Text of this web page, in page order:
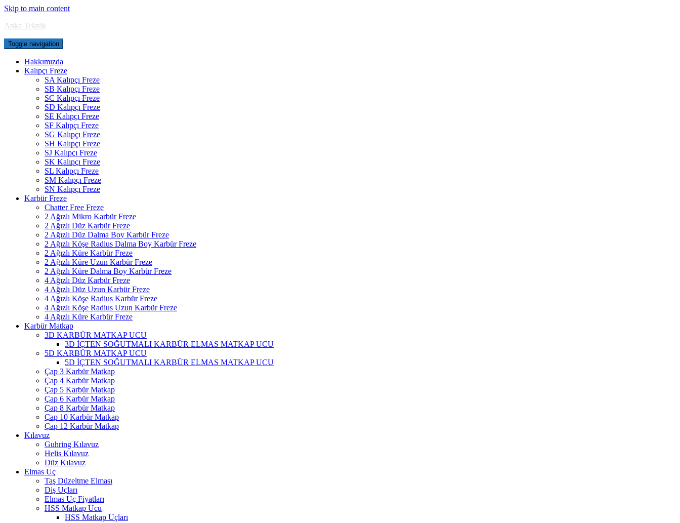
Skip to main content
Anka Teknik
Toggle navigation
Hakkımızda
Kalıpçı Freze
SA Kalıpçı Freze
SB Kalıpçı Freze
SC Kalıpçı Freze
SD Kalıpçı Freze
SE Kalıpçı Freze
SF Kalıpçı Freze
SG Kalıpçı Freze
SH Kalıpçı Freze
SJ Kalıpçı Freze
SK Kalıpçı Freze
SL Kalıpçı Freze
SM Kalıpçı Freze
SN Kalıpçı Freze
Karbür Freze
Chatter Free Freze
2 Ağızlı Mikro Karbür Freze
2 Ağızlı Düz Karbür Freze
2 Ağızlı Düz Dalma Boy Karbür Freze
2 Ağızlı Köşe Radius Dalma Boy Karbür Freze
2 Ağızlı Küre Karbür Freze
2 Ağızlı Küre Uzun Karbür Freze
2 Ağızlı Küre Dalma Boy Karbür Freze
4 Ağızlı Düz Karbür Freze
4 Ağızlı Düz Uzun Karbür Freze
4 Ağızlı Köşe Radius Karbür Freze
4 Ağızlı Köşe Radius Uzun Karbür Freze
4 Ağızlı Küre Karbür Freze
Karbür Matkap
3D KARBÜR MATKAP UCU
3D İÇTEN SOĞUTMALI KARBÜR ELMAS MATKAP UCU
5D KARBÜR MATKAP UCU
5D İÇTEN SOĞUTMALI KARBÜR ELMAS MATKAP UCU
Çap 3 Karbür Matkap
Çap 4 Karbür Matkap
Çap 5 Karbür Matkap
Çap 6 Karbür Matkap
Çap 8 Karbür Matkap
Çap 10 Karbür Matkap
Çap 12 Karbür Matkap
Kılavuz
Guhring Kılavuz
Helis Kılavuz
Düz Kılavuz
Elmas Uç
Taş Düzeltme Elması
Diş Uçları
Elmas Uç Fiyatları
HSS Matkap Ucu
HSS Matkap Uçları